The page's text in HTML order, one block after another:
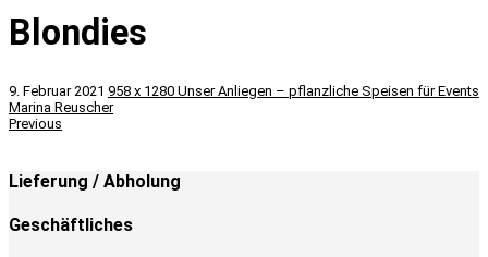
Blondies
9. Februar 2021 958 x 1280 Unser Anliegen – pflanzliche Speisen für Events
Marina Reuscher
Previous
Lieferung / Abholung
Geschäftliches